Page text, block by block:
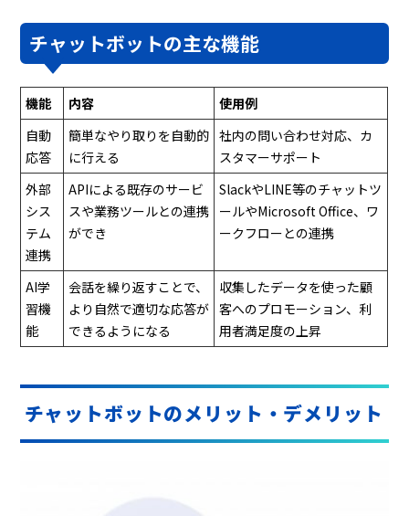
チャットボットの主な機能
機能 内容
使用例
自動
応答
簡単なやり取りを自動的
に行える
社内の問い合わせ対応、カ
スタマーサポート
外部
シス
テム
連携
APIによる既存のサービ
スや業務ツールとの連携
ができ
SlackやLINE等のチャットツ
ールやMicrosoft Office、ワ
ークフローとの連携
AI学
習機
能
会話を繰り返すことで、
より自然で適切な応答が
できるようになる
収集したデータを使った顧
客へのプロモーション、利
用者満足度の上昇
チャットボットのメリット・デメリット